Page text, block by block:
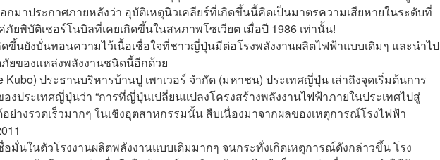
กมาประกาศภายหลังว่า อุบัติเหตุนิวเคลียร์ที่เกิดขึ้นนี้คิดเป็นมาตรความเสียหายในระดับที่
ภัยพิบัติเชอร์โนบิลที่เคยเกิดขึ้นในสหภาพโซเวียต เมื่อปี 1986 เท่านั้น!
นยังบั่นทอนความไว้เนื้อเชื่อใจที่ชาวญี่ปุ่นมีต่อโรงพลังงานผลิตไฟฟ้าแบบเดิมๆ และนำไป
ยของแหล่งพลังงานชนิดนี้อีกด้วย
ประธานบริหารบ้านปู เพาเวอร์ จำกัด (มหาชน) ประเทศญี่ปุ่น เล่าถึงจุดเริ่มต้นการ
งประเทศญี่ปุ่นว่า “การที่ญี่ปุ่นเปลี่ยนแปลงโครงสร้างพลังงานไฟฟ้าภายในประเทศไปสู่
างรวดเร็วมากๆ ในเชิงอุตสาหกรรมนั้น สืบเนื่องมาจากผลของเหตุการณ์โรงไฟฟ้า
นในตัวโรงงานผลิตพลังงานแบบเดิมมากๆ จนกระทั่งเกิดเหตุการณ์ดังกล่าวขึ้น โรง